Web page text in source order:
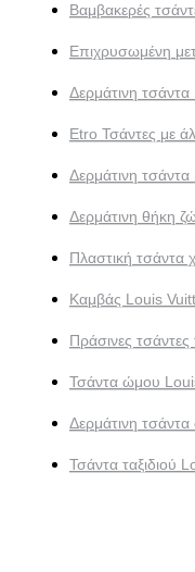
Βαμβακερές
Επιχρυσωμένη
Δερμάτινη
Etro Τσάντες με
Δερμάτινη
Δερμάτινη θήκη
Πλαστική τσάντα
Καμβάς Louis
Πράσινες
Τσάντα ώμου
Δερμάτινη
Τσάντα ταξιδιού